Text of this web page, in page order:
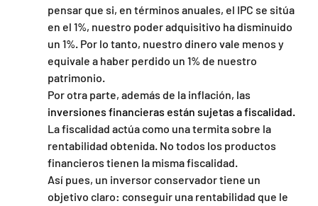
pensar que si, en términos anuales, el IPC se sitúa
en el 1%, nuestro poder adquisitivo ha disminuido
un 1%. Por lo tanto, nuestro dinero vale menos y
equivale a haber perdido un 1% de nuestro
patrimonio.
Por otra parte, además de la inflación, las
inversiones financieras están sujetas a fiscalidad.
La fiscalidad actúa como una termita sobre la
rentabilidad obtenida. No todos los productos
financieros tienen la misma fiscalidad.
Así pues, un inversor conservador tiene un
objetivo claro: conseguir una rentabilidad que le